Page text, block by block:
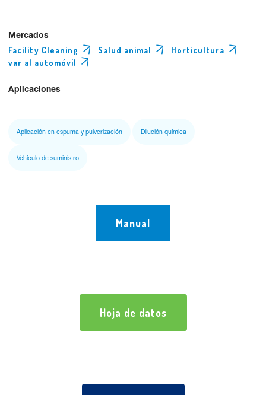
Mercados
Facility Cleaning
Salud animal
Horticultura
var al automóvil
Aplicaciones
Aplicación en espuma y pulverización Dilución química
Vehículo de suministro
Manual
Hoja de datos